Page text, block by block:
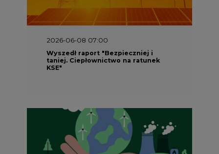
2026-06-08 07:00
Wyszedł raport "Bezpieczniej i
taniej. Ciepłownictwo na ratunek
KSE"